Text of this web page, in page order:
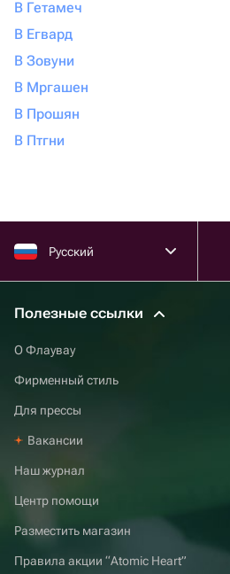
В Гетамеч
В Егвард
В Зовуни
В Мргашен
В Прошян
В Птгни
Русский
Полезные ссылки
О Флаувау
Фирменный стиль
Для прессы
Вакансии
Наш журнал
Центр помощи
Разместить магазин
Правила акции “Atomic Heart”